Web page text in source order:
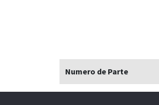
Numero de Parte